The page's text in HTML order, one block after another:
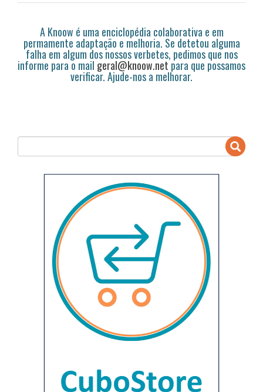
A Knoow é uma enciclopédia colaborativa e em
permamente adaptação e melhoria. Se detetou alguma
falha em algum dos nossos verbetes, pedimos que nos
informe para o mail geral@knoow.netpara que possamos
verificar. Ajude-nos a melhorar.